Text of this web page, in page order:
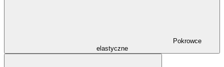
Pokrowce
elastyczne